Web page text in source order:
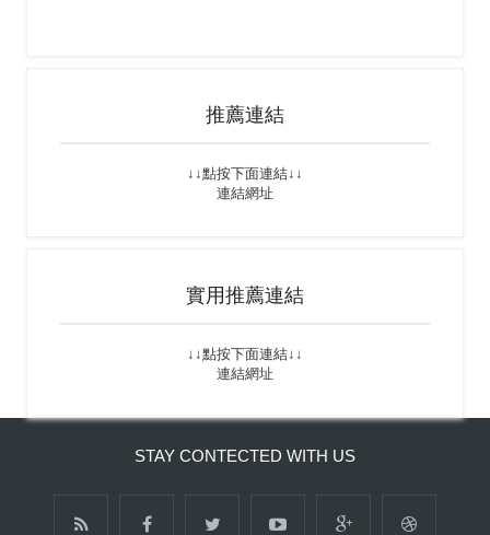
推薦連結
↓↓點按下面連結↓↓
連結網址
實用推薦連結
↓↓點按下面連結↓↓
連結網址
STAY CONTECTED WITH US